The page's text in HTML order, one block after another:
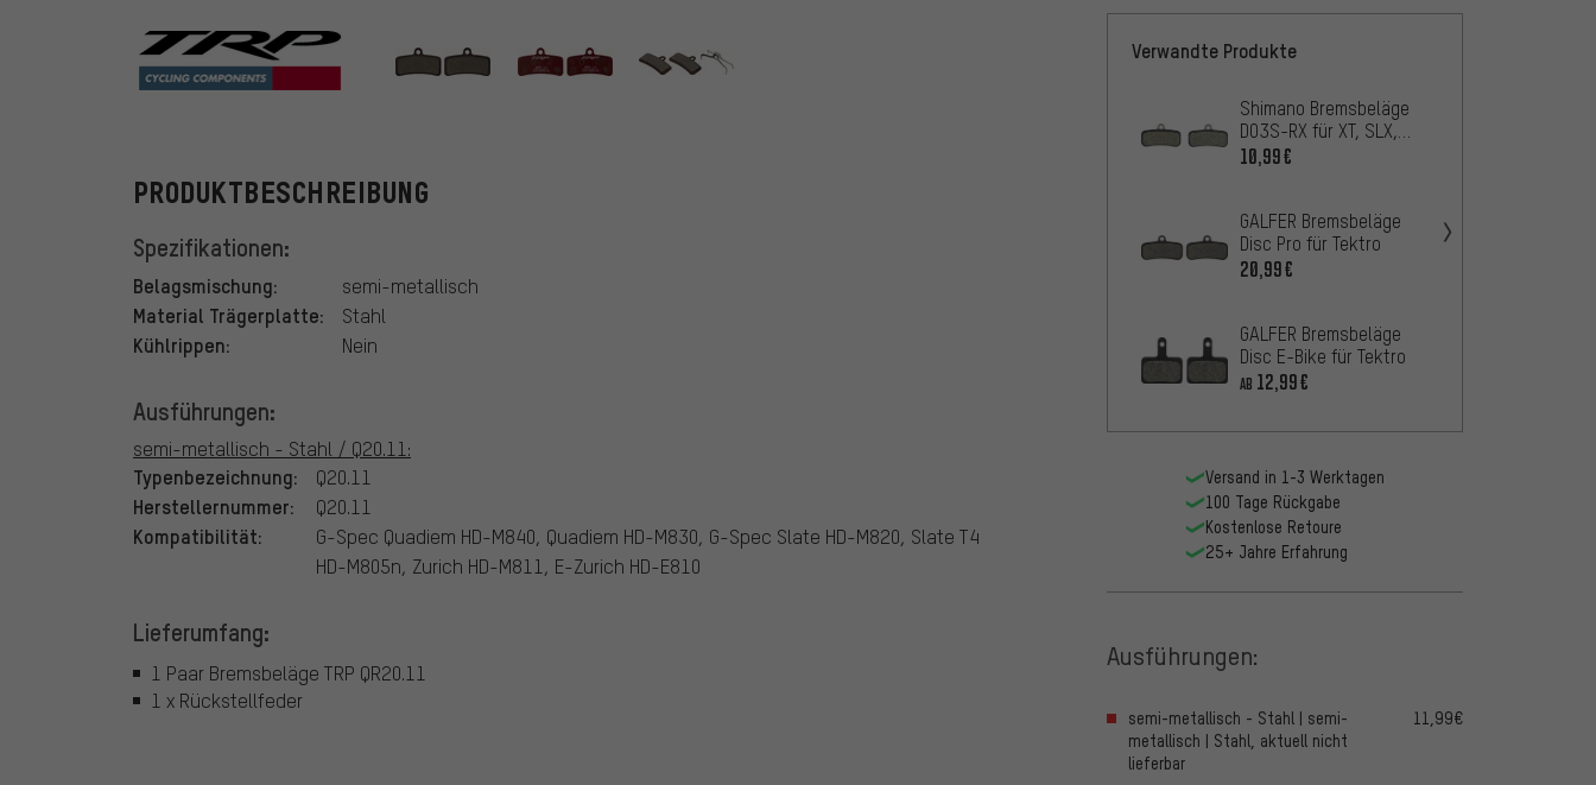
PRODUKTBESCHREIBUNG
Spezifikationen:
Belagsmischung: semi-metallisch
Material Trägerplatte: Stahl
Kühlrippen: Nein
Ausführungen:
semi-metallisch - Stahl / Q20.11:
Typenbezeichnung: Q20.11
Herstellernummer: Q20.11
Kompatibilität:
G-Spec Quadiem HD-M840, Quadiem HD-M830, G-Spec Slate HD-M820, Slate T4
HD-M805n, Zurich HD-M811, E-Zurich HD-E810
Lieferumfang:
1 Paar Bremsbeläge TRP QR20.11
1 x Rückstellfeder
Verwandte Produkte
Shimano Bremsbeläge
D03S-RX für XT, SLX,
Deore, Saint, ZEE
10,99€
GALFER Bremsbeläge
Disc Pro für Tektro
20,99€
GALFER Bremsbeläge
Disc E-Bike für Tektro
AB 12,99€
Versand in 1-3 Werktagen
100 Tage Rückgabe
Kostenlose Retoure
25+ Jahre Erfahrung
Ausführungen:
semi-metallisch - Stahl | semi-
metallisch | Stahl, aktuell nicht
lieferbar
11,99€